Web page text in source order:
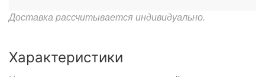
Доставка рассчитывается индивидуально.
Характеристики